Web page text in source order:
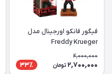
فیگور فانکو اورجینال مدل
Freddy Krueger
4,000,000
2,700,000 تومان 33٪